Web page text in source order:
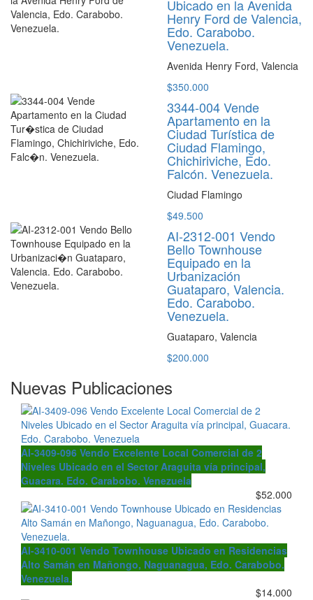
Ubicado en la Avenida
Henry Ford de Valencia,
Edo. Carabobo.
Venezuela.
Avenida Henry Ford, Valencia
$350.000
3344-004 Vende
Apartamento en la
Ciudad Turística de
Ciudad Flamingo,
Chichiriviche, Edo.
Falcón. Venezuela.
Ciudad Flamingo
$49.500
AI-2312-001 Vendo
Bello Townhouse
Equipado en la
Urbanización
Guataparo, Valencia.
Edo. Carabobo.
Venezuela.
Guataparo, Valencia
$200.000
Nuevas Publicaciones
AI-3409-096 Vendo Excelente Local Comercial de 2
Niveles Ubicado en el Sector Araguita vía principal,
Guacara. Edo. Carabobo. Venezuela
$52.000
AI-3410-001 Vendo Townhouse Ubicado en Residencias
Alto Samán en Mañongo, Naguanagua, Edo. Carabobo.
Venezuela.
$14.000